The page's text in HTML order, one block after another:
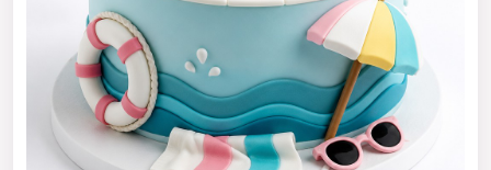
Торт на получение паспорта в 14 лет